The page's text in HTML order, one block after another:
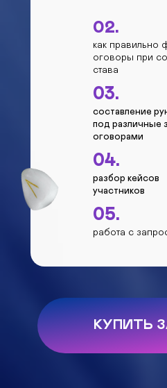
02.
как правильно
оговоры при
става
03.
составление
под различные
оговорами
04.
разбор кейсов
участников
05.
работа с
КУПИТЬ